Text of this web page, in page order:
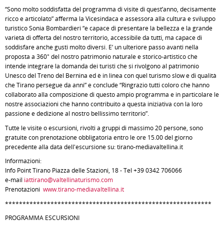
“Sono molto soddisfatta del programma di visite di quest’anno, decisamente
ricco e articolato” afferma la Vicesindaca e assessora alla cultura e sviluppo
turistico Sonia Bombardieri “e capace di presentare la bellezza e la grande
varietà di offerta del nostro territorio, accessibile da tutti, ma capace di
soddisfare anche gusti molto diversi. E’ un ulteriore passo avanti nella
proposta a 360° del nostro patrimonio naturale e storico-artistico che
intende integrare la domanda dei turisti che si rivolgono al patrimonio
Unesco del Treno del Bernina ed è in linea con quel turismo slow e di qualità
che Tirano persegue da anni” e conclude “Ringrazio tutti coloro che hanno
collaborato alla composizione di questo ampio programma e in particolare le
nostre associazioni che hanno contribuito a questa iniziativa con la loro
passione e dedizione al nostro bellissimo territorio”.
Tutte le visite o escursioni, rivolti a gruppi di massimo 20 persone, sono
gratuite con prenotazione obbligatoria entro le ore 15.00 del giorno
precedente alla data dell'escursione su: tirano-mediavaltellina.it
Informazioni:
Info Point Tirano Piazza delle Stazioni, 18 - Tel +39 0342 706066
e-mail iattirano@valtellinaturismo.com
Prenotazioni www.tirano-mediavaltellina.it
***********************************************************
PROGRAMMA ESCURSIONI